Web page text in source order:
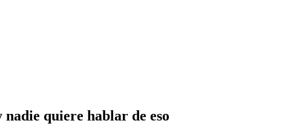
quiere hablar de eso